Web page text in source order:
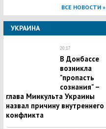
ВСЕ НОВОСТИ »
УКРАИНА
20:17
В Донбассе
возникла
"пропасть
сознания" –
глава Минкульта Украины
назвал причину внутреннего
конфликта